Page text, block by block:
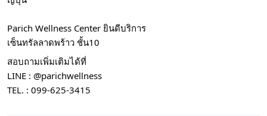
Parich Wellness Center ยินดีบริการ
เซ็นทรัลลาดพร้าว ชั้น10
สอบถามเพิ่มเติมได้ที่
LINE : @parichwellness
TEL. : 099-625-3415